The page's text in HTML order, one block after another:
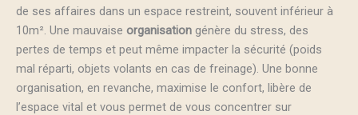
de ses affaires dans un espace restreint, souvent inférieur à
10m². Une mauvaise organisation génère du stress, des
pertes de temps et peut même impacter la sécurité (poids
mal réparti, objets volants en cas de freinage). Une bonne
organisation, en revanche, maximise le confort, libère de
l’espace vital et vous permet de vous concentrer sur